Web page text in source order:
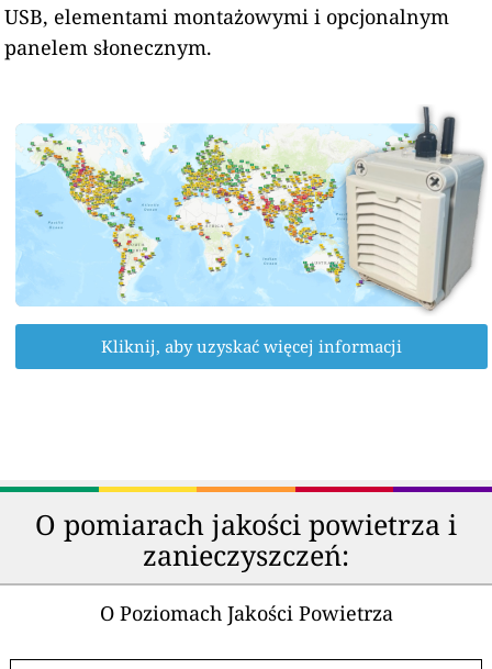
USB, elementami montażowymi i opcjonalnym
panelem słonecznym.
Kliknij, aby uzyskać więcej informacji
O pomiarach jakości powietrza i
zanieczyszczeń:
O Poziomach Jakości Powietrza